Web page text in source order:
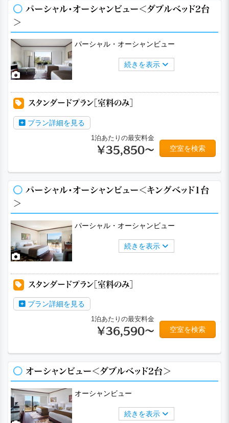
パーシャル・オーシャンビュー＜ダブルベッド2台
＞
パーシャル・オーシャンビュー
続きを表示
スタンダードプラン［室料のみ］
プラン詳細を見る
1泊あたりの最安料金
￥35,850～ 空室を検索
パーシャル・オーシャンビュー＜キングベッド1台
＞
パーシャル・オーシャンビュー
続きを表示
スタンダードプラン［室料のみ］
プラン詳細を見る
1泊あたりの最安料金
￥36,590～ 空室を検索
オーシャンビュー＜ダブルベッド2台＞
オーシャンビュー
続きを表示